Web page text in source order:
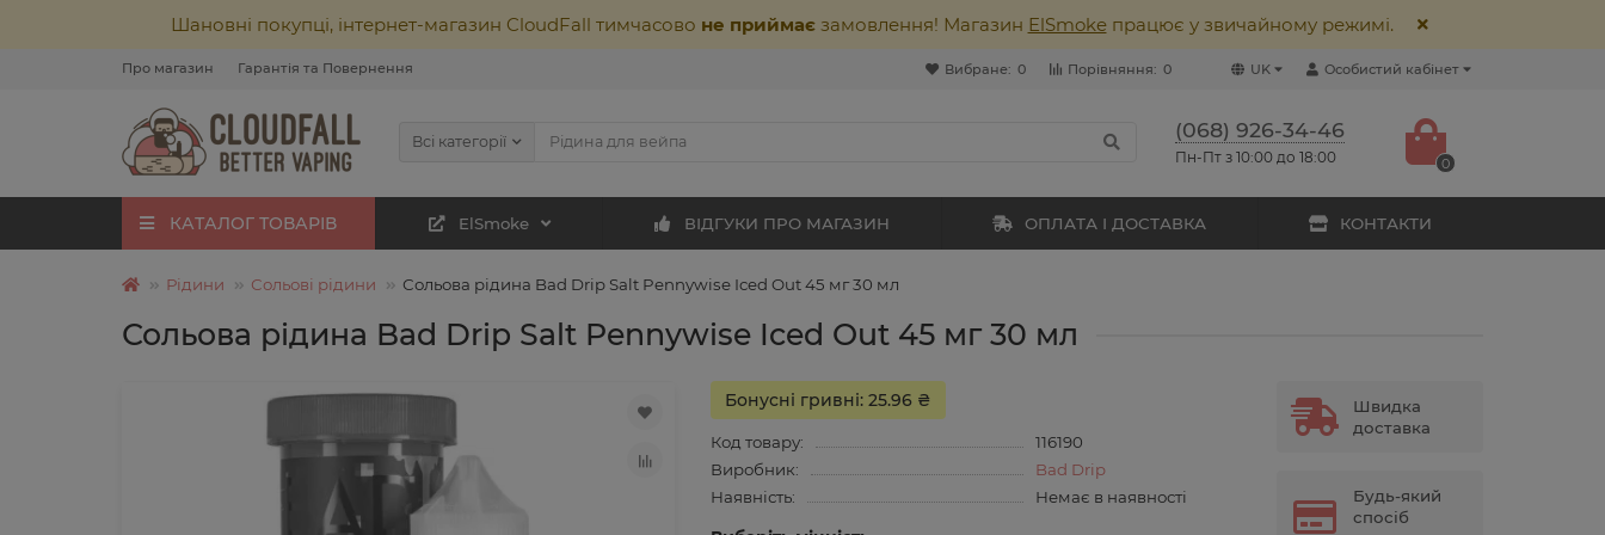
Шановні покупці, інтернет-магазин CloudFall тимчасово не приймаєзамовлення! Магазин ElSmokeпрацює у звичайному режимі.
Особистий кабінет
UK
Порівняння: 0
Вибране: 0
Про магазин Гарантія та Повернення
Всі категорії (068) 926-34-46
Пн-Пт з 10:00 до 18:00 0
КАТАЛОГ ТОВАРІВ ElSmoke ВІДГУКИ ПРО МАГАЗИН ОПЛАТА І ДОСТАВКА КОНТАКТИ
Рідини Сольові рідини Сольова рідина Bad Drip Salt Pennywise Iced Out 45 мг 30 мл
Сольова рідина Bad Drip Salt Pennywise Iced Out 45 мг 30 мл
Бонусні гривні: 25.96 ₴
Код товару:
116190
Виробник:
Bad Drip
Наявність:
Немає в наявності
Швидка
доставка
Будь-який
спосіб